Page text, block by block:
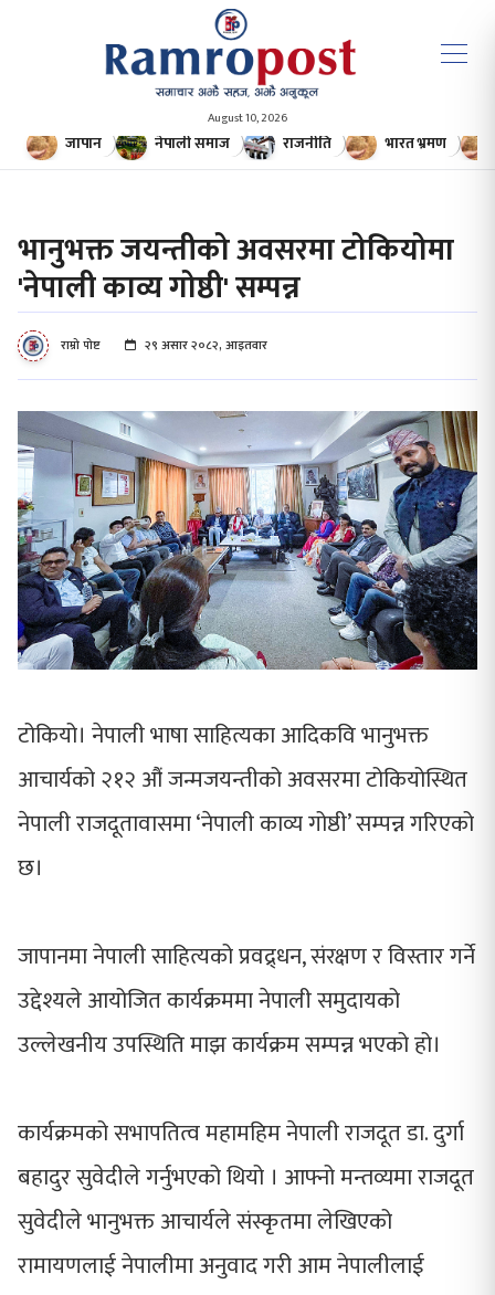
August 10, 2026
जापान नेपाली समाज राजनीति भारत भ्रमण
भानुभक्त जयन्तीको अवसरमा टोकियोमा
'नेपाली काव्य गोष्ठी' सम्पन्न
राम्रो पोष्ट २९ असार २०८२, आइतवार
टोकियो। नेपाली भाषा साहित्यका आदिकवि भानुभक्त
आचार्यको २१२ औं जन्मजयन्तीको अवसरमा टोकियोस्थित
नेपाली राजदूतावासमा ‘नेपाली काव्य गोष्ठी’ सम्पन्न गरिएको
छ।
जापानमा नेपाली साहित्यको प्रवद्र्धन, संरक्षण र विस्तार गर्ने
उद्देश्यले आयोजित कार्यक्रममा नेपाली समुदायको
उल्लेखनीय उपस्थिति माझ कार्यक्रम सम्पन्न भएको हो।
कार्यक्रमको सभापतित्व महामहिम नेपाली राजदूत डा. दुर्गा
बहादुर सुवेदीले गर्नुभएको थियो । आफ्नो मन्तव्यमा राजदूत
सुवेदीले भानुभक्त आचार्यले संस्कृतमा लेखिएको
रामायणलाई नेपालीमा अनुवाद गरी आम नेपालीलाई